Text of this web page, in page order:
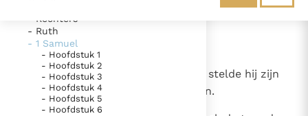
Lezen
Documenten
Thema’s
Berichten
Over ons
- Rechters
- Ruth
- 1 Samuel
- Hoofdstuk 1
- Hoofdstuk 2
- Hoofdstuk 3
- Hoofdstuk 4
- Hoofdstuk 5
- Hoofdstuk 6
- Hoofdstuk 8
Toen Samuël oud geworden was, stelde hij zijn
zonen als rechters over Israël aan.